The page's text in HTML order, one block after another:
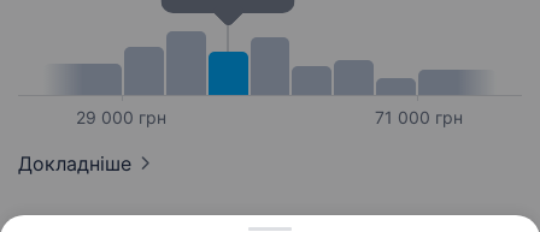
29 000 грн 71 000 грн
Докладніше